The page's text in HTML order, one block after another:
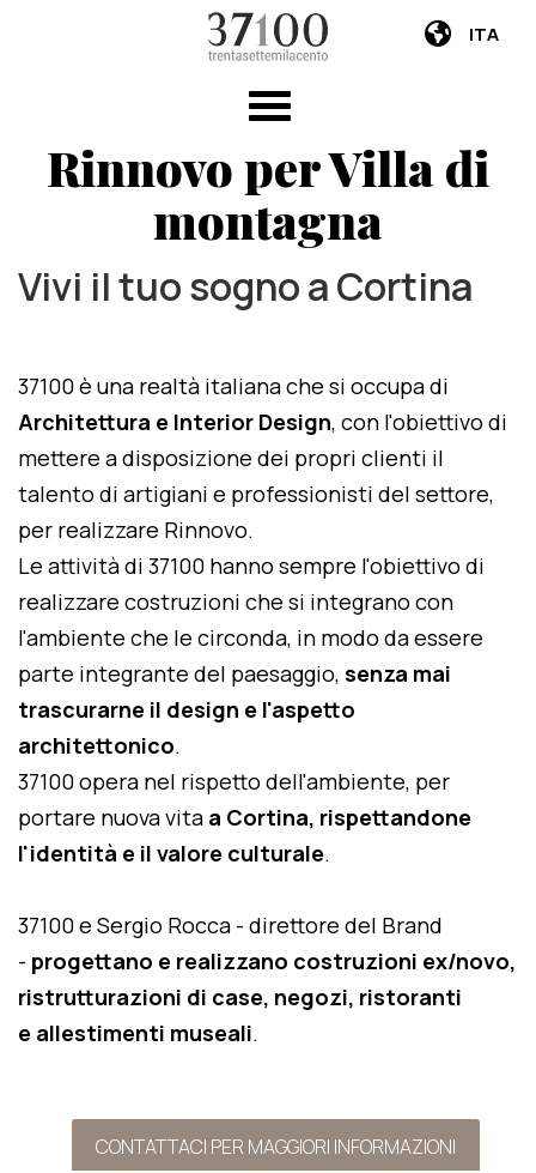
ITA
Rinnovo per Villa di
montagna
Vivi il tuo sogno a Cortina
37100 è una realtà italiana che si occupa di
Architettura e Interior Design, con l'obiettivo di
mettere a disposizione dei propri clienti il
talento di artigiani e professionisti del settore,
per realizzare Rinnovo.
Le attività di 37100 hanno sempre l'obiettivo di
realizzare costruzioni che si integrano con
l'ambiente che le circonda, in modo da essere
parte integrante del paesaggio, senza mai
trascurarne il design e l'aspetto
architettonico.
37100 opera nel rispetto dell'ambiente, per
portare nuova vita a Cortina, rispettandone
l'identità e il valore culturale.
37100 e Sergio Rocca - direttore del Brand
- progettano e realizzano costruzioni ex/novo,
ristrutturazioni di case, negozi, ristoranti
e allestimenti museali.
CONTATTACI PER MAGGIORI INFORMAZIONI